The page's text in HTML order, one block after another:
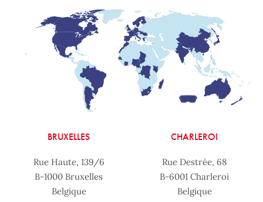
BRUXELLES
Rue Haute, 139/6
B-1000 Bruxelles
Belgique
CHARLEROI
Rue Destrée, 68
B-6001 Charleroi
Belgique